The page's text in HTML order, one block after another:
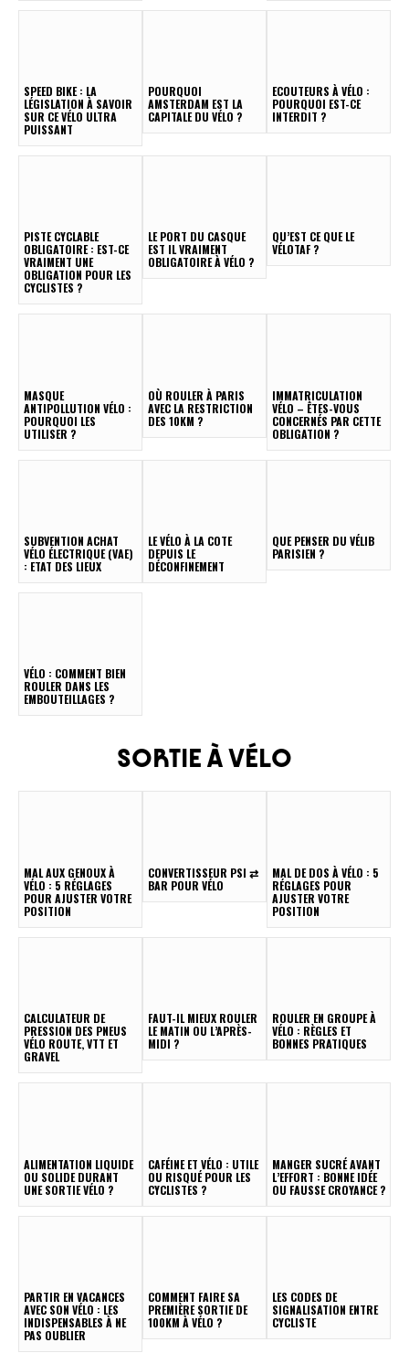
SPEED BIKE : LA
LÉGISLATION À SAVOIR
SUR CE VÉLO ULTRA
PUISSANT
POURQUOI
AMSTERDAM EST LA
CAPITALE DU VÉLO ?
ECOUTEURS À VÉLO :
POURQUOI EST-CE
INTERDIT ?
PISTE CYCLABLE
OBLIGATOIRE : EST-CE
VRAIMENT UNE
OBLIGATION POUR LES
CYCLISTES ?
LE PORT DU CASQUE
EST IL VRAIMENT
OBLIGATOIRE À VÉLO ?
QU’EST CE QUE LE
VÉLOTAF ?
MASQUE
ANTIPOLLUTION VÉLO :
POURQUOI LES
UTILISER ?
OÙ ROULER À PARIS
AVEC LA RESTRICTION
DES 10KM ?
IMMATRICULATION
VÉLO – ÊTES-VOUS
CONCERNÉS PAR CETTE
OBLIGATION ?
SUBVENTION ACHAT
VÉLO ÉLECTRIQUE (VAE)
: ETAT DES LIEUX
LE VÉLO À LA COTE
DEPUIS LE
DÉCONFINEMENT
QUE PENSER DU VÉLIB
PARISIEN ?
VÉLO : COMMENT BIEN
ROULER DANS LES
EMBOUTEILLAGES ?
SORTIE À VÉLO
MAL AUX GENOUX À
VÉLO : 5 RÉGLAGES
POUR AJUSTER VOTRE
POSITION
CONVERTISSEUR PSI ⇄
BAR POUR VÉLO
MAL DE DOS À VÉLO : 5
RÉGLAGES POUR
AJUSTER VOTRE
POSITION
CALCULATEUR DE
PRESSION DES PNEUS
VÉLO ROUTE, VTT ET
GRAVEL
FAUT-IL MIEUX ROULER
LE MATIN OU L’APRÈS-
MIDI ?
ROULER EN GROUPE À
VÉLO : RÈGLES ET
BONNES PRATIQUES
ALIMENTATION LIQUIDE
OU SOLIDE DURANT
UNE SORTIE VÉLO ?
CAFÉINE ET VÉLO : UTILE
OU RISQUÉ POUR LES
CYCLISTES ?
MANGER SUCRÉ AVANT
L’EFFORT : BONNE IDÉE
OU FAUSSE CROYANCE ?
PARTIR EN VACANCES
AVEC SON VÉLO : LES
INDISPENSABLES À NE
PAS OUBLIER
COMMENT FAIRE SA
PREMIÈRE SORTIE DE
100KM À VÉLO ?
LES CODES DE
SIGNALISATION ENTRE
CYCLISTE